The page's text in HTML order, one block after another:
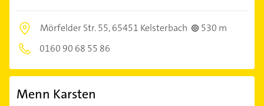
Mörfelder Str. 55,65451 Kelsterbach
530 m
0160 90 68 55 86
Menn Karsten